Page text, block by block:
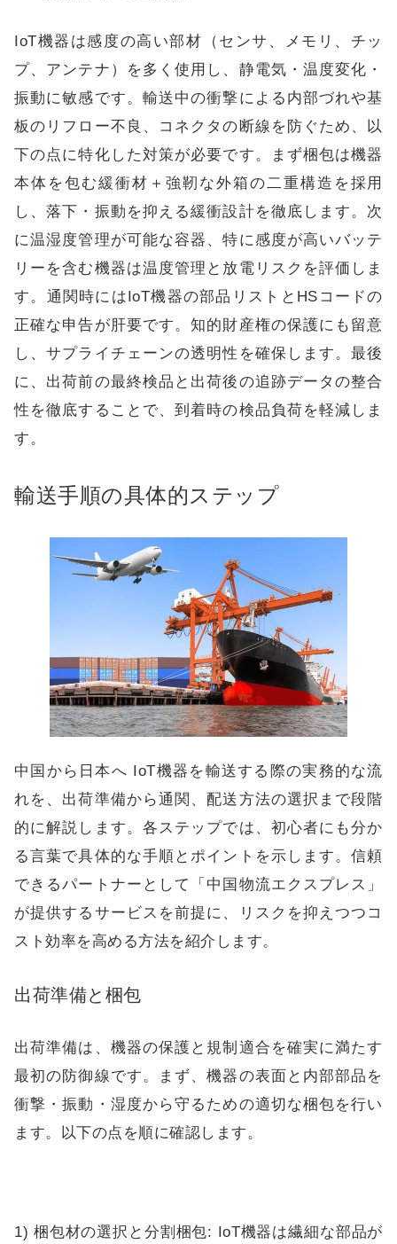
IoT機器は感度の高い部材（センサ、メモリ、チッ
プ、アンテナ）を多く使用し、静電気・温度変化・
振動に敏感です。輸送中の衝撃による内部づれや基
板のリフロー不良、コネクタの断線を防ぐため、以
下の点に特化した対策が必要です。まず梱包は機器
本体を包む緩衝材＋強靭な外箱の二重構造を採用
し、落下・振動を抑える緩衝設計を徹底します。次
に温湿度管理が可能な容器、特に感度が高いバッテ
リーを含む機器は温度管理と放電リスクを評価しま
す。通関時にはIoT機器の部品リストとHSコードの
正確な申告が肝要です。知的財産権の保護にも留意
し、サプライチェーンの透明性を確保します。最後
に、出荷前の最終検品と出荷後の追跡データの整合
性を徹底することで、到着時の検品負荷を軽減しま
す。
輸送手順の具体的ステップ
中国から日本へ IoT機器を輸送する際の実務的な流
れを、出荷準備から通関、配送方法の選択まで段階
的に解説します。各ステップでは、初心者にも分か
る言葉で具体的な手順とポイントを示します。信頼
できるパートナーとして「中国物流エクスプレス」
が提供するサービスを前提に、リスクを抑えつつコ
スト効率を高める方法を紹介します。
出荷準備と梱包
出荷準備は、機器の保護と規制適合を確実に満たす
最初の防御線です。まず、機器の表面と内部部品を
衝撃・振動・湿度から守るための適切な梱包を行い
ます。以下の点を順に確認します。
1) 梱包材の選択と分割梱包: IoT機器は繊細な部品が